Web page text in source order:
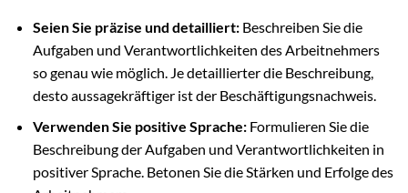
Seien Sie präzise und detailliert:Beschreiben Sie die
Aufgaben und Verantwortlichkeiten des Arbeitnehmers
so genau wie möglich. Je detaillierter die Beschreibung,
desto aussagekräftiger ist der Beschäftigungsnachweis.
Verwenden Sie positive Sprache:Formulieren Sie die
Beschreibung der Aufgaben und Verantwortlichkeiten in
positiver Sprache. Betonen Sie die Stärken und Erfolge des